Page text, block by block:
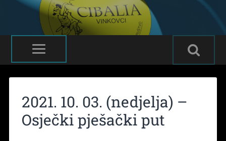
2021. 10. 03. (nedjelja) –
Osječki pješački put